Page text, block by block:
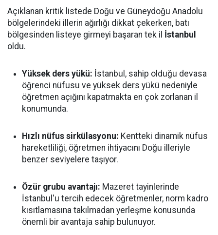
Açıklanan kritik listede Doğu ve Güneydoğu Anadolu
bölgelerindeki illerin ağırlığı dikkat çekerken, batı
bölgesinden listeye girmeyi başaran tek il İstanbul
oldu.
Yüksek ders yükü: İstanbul, sahip olduğu devasa
öğrenci nüfusu ve yüksek ders yükü nedeniyle
öğretmen açığını kapatmakta en çok zorlanan il
konumunda.
Hızlı nüfus sirkülasyonu: Kentteki dinamik nüfus
hareketliliği, öğretmen ihtiyacını Doğu illeriyle
benzer seviyelere taşıyor.
Özür grubu avantajı: Mazeret tayinlerinde
İstanbul'u tercih edecek öğretmenler, norm kadro
kısıtlamasına takılmadan yerleşme konusunda
önemli bir avantaja sahip bulunuyor.